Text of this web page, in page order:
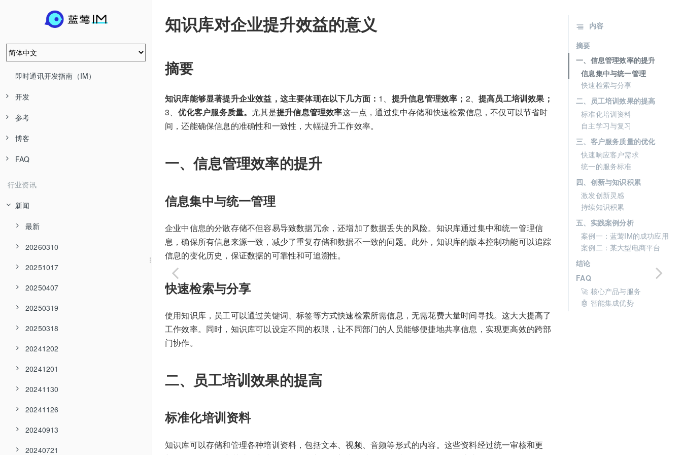
即时通讯开发指南（IM）
开发
参考
博客
FAQ
行业资讯
新闻
最新
20260310
20251017
20250407
20250319
20250318
20241202
20241201
20241130
20241126
20240913
20240721
知识库对企业提升效益的意义
摘要
知识库能够显著提升企业效益，这主要体现在以下几方面： 1、 提升信息管理效率； 2、 提高员工培训效果；
3、 优化客户服务质量。 尤其是提升信息管理效率这一点，通过集中存储和快速检索信息，不仅可以节省时
间，还能确保信息的准确性和一致性，大幅提升工作效率。
一、信息管理效率的提升
信息集中与统一管理
企业中信息的分散存储不但容易导致数据冗余，还增加了数据丢失的风险。知识库通过集中和统一管理信
息，确保所有信息来源一致，减少了重复存储和数据不一致的问题。此外，知识库的版本控制功能可以追踪
信息的变化历史，保证数据的可靠性和可追溯性。
快速检索与分享
使用知识库，员工可以通过关键词、标签等方式快速检索所需信息，无需花费大量时间寻找。这大大提高了
工作效率。同时，知识库可以设定不同的权限，让不同部门的人员能够便捷地共享信息，实现更高效的跨部
门协作。
二、员工培训效果的提高
标准化培训资料
知识库可以存储和管理各种培训资料，包括文本、视频、音频等形式的内容。这些资料经过统一审核和更
内容
摘要
一、信息管理效率的提升
信息集中与统一管理
快速检索与分享
二、员工培训效果的提高
标准化培训资料
自主学习与复习
三、客户服务质量的优化
快速响应客户需求
统一的服务标准
四、创新与知识积累
激发创新灵感
持续知识积累
五、实践案例分析
案例一：蓝莺IM的成功应用
案例二：某大型电商平台
结论
FAQ
🚀 核心产品与服务
🤖 智能集成优势